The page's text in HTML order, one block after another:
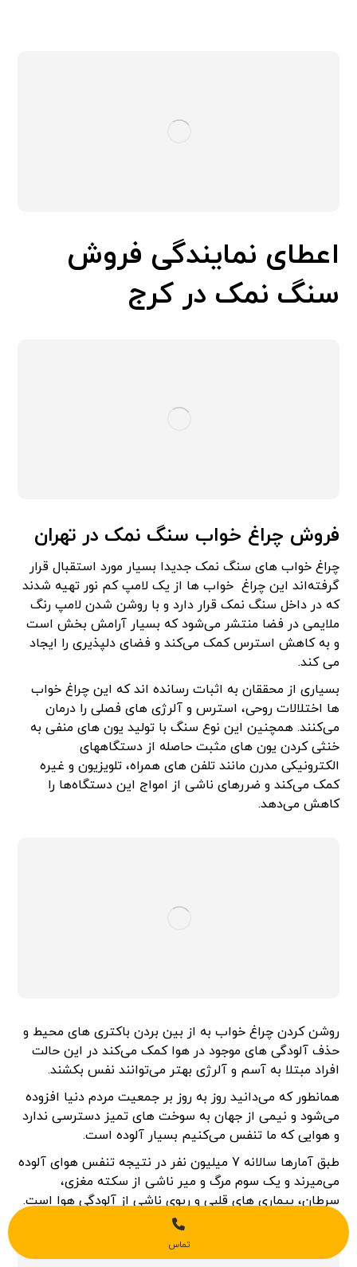
اعطای نمایندگی فروش
سنگ نمک در کرج
فروش چراغ خواب سنگ نمک در تهران
چراغ خواب های سنگ نمک جدیدا بسیار مورد استقبال قرار
گرفته‌اند این چراغ خواب ها از یک لامپ کم نور تهیه شدند
که در داخل سنگ نمک قرار دارد و با روشن شدن لامپ رنگ
ملایمی در فضا منتشر می‌شود که بسیار آرامش بخش است
و به کاهش استرس کمک می‌کند و فضای دلپذیری را ایجاد
می کند.
بسیاری از محققان به اثبات رسانده اند که این چراغ خواب
ها اختلالات روحی، استرس و آلرژی های فصلی را درمان
می‌کنند. همچنین این نوع سنگ با تولید یون های منفی به
خنثی کردن یون های مثبت حاصله از دستگاههای
الکترونیکی مدرن مانند تلفن های همراه، تلویزیون و غیره
کمک می‌کند و ضررهای ناشی از امواج این دستگاه‌ها را
کاهش می‌دهد.
روشن کردن چراغ خواب به از بین بردن باکتری های محیط و
حذف آلودگی های موجود در هوا کمک می‌کند در این حالت
افراد مبتلا به آسم و آلرژی بهتر می‌توانند نفس بکشند.
همانطور که می‌دانید روز به روز بر جمعیت مردم دنیا افزوده
می‌شود و نیمی از جهان به سوخت های تمیز دسترسی ندارد
و هوایی که ما تنفس می‌کنیم بسیار آلوده است.
طبق آمارها سالانه 7 میلیون نفر در نتیجه تنفس هوای آلوده
می‌میرند و یک سوم مرگ و میر ناشی از سکته مغزی،
سرطان، بیماری های قلبی و ریوی ناشی از آلودگی هوا است.
تماس